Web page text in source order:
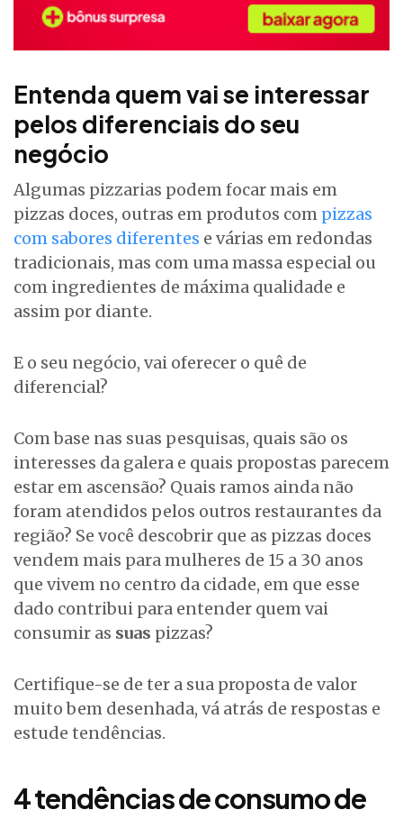
Entenda quem vai se interessar
pelos diferenciais do seu
negócio
Algumas pizzarias podem focar mais em
pizzas doces, outras em produtos com pizzas
com sabores diferentes e várias em redondas
tradicionais, mas com uma massa especial ou
com ingredientes de máxima qualidade e
assim por diante.
E o seu negócio, vai oferecer o quê de
diferencial?
Com base nas suas pesquisas, quais são os
interesses da galera e quais propostas parecem
estar em ascensão? Quais ramos ainda não
foram atendidos pelos outros restaurantes da
região? Se você descobrir que as pizzas doces
vendem mais para mulheres de 15 a 30 anos
que vivem no centro da cidade, em que esse
dado contribui para entender quem vai
consumir as suas pizzas?
Certifique-se de ter a sua proposta de valor
muito bem desenhada, vá atrás de respostas e
estude tendências.
4 tendências de consumo de